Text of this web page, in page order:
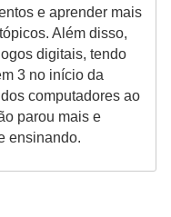
e aprender mais
Além disso,
digitais, tendo
3 no início da
computadores ao
parou mais e
ensinando.